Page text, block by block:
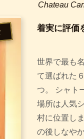
Chateau
着実に評価
世界で最も
て選ばれた
つ。 シャト
場所は人気
村に位置し
の後しなや